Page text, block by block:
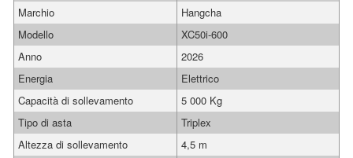
Marchio
Hangcha
Modello
XC50i-600
Anno
2026
Energia
Elettrico
Capacità di sollevamento
5 000 Kg
Tipo di asta
Triplex
Altezza di sollevamento
4,5 m